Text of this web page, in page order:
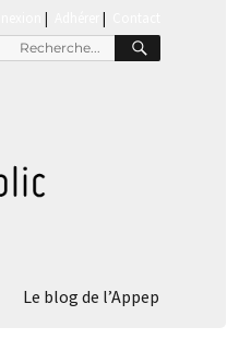
|
Le blog de l’Appep